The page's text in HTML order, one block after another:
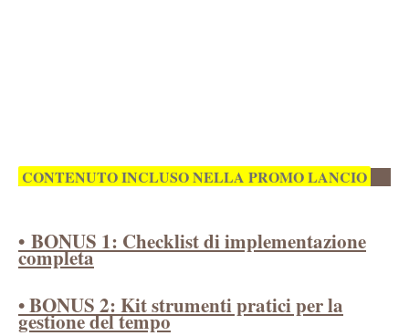
CONTENUTO INCLUSO NELLA PROMO LANCIO
• BONUS 1: Checklist di implementazione
completa
• BONUS 2: Kit strumenti pratici per la
gestione del tempo